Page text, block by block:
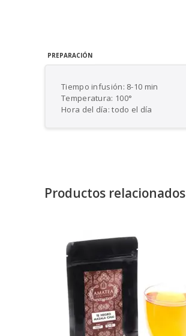
PREPARACIÓN
Tiempo infusión: 8-10 min
Temperatura: 100°
Hora del día: todo el día
Productos relacionados